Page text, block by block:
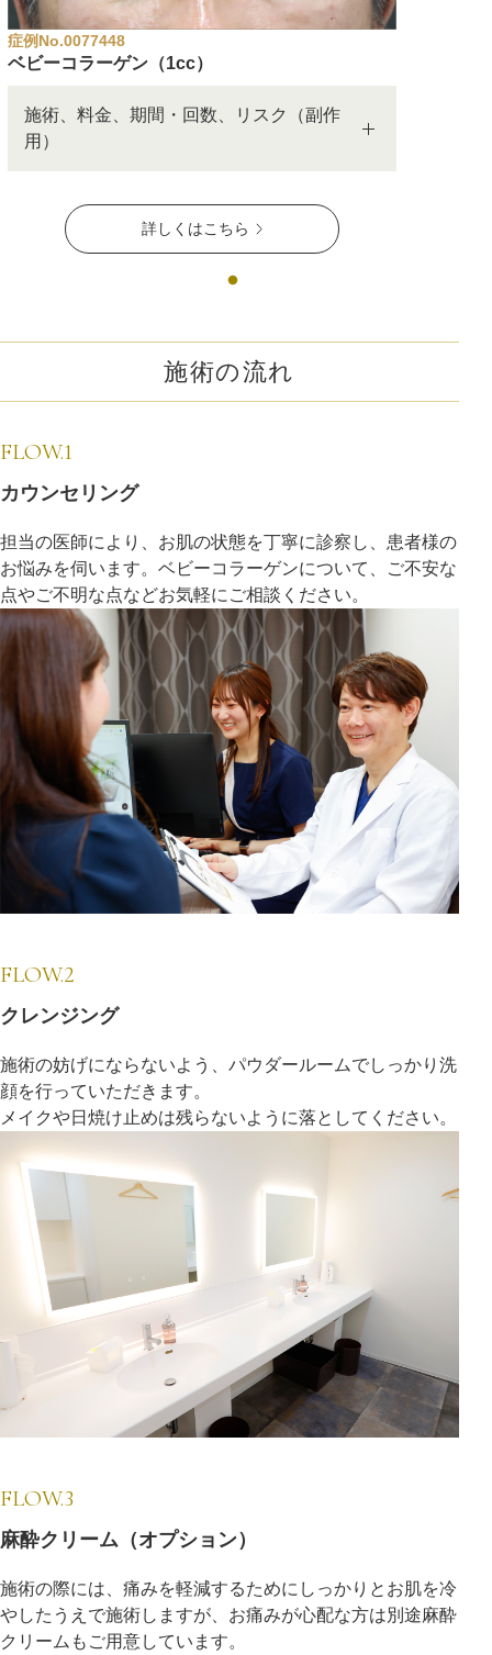
症例No.0077448
ベビーコラーゲン（1cc）
施術、料金、期間・回数、リスク（副作
用）
詳しくはこちら
施術の流れ
FLOW.1
カウンセリング
担当の医師により、お肌の状態を丁寧に診察し、患者様の
お悩みを伺います。ベビーコラーゲンについて、ご不安な
点やご不明な点などお気軽にご相談ください。
FLOW.2
クレンジング
施術の妨げにならないよう、パウダールームでしっかり洗
顔を行っていただきます。
メイクや日焼け止めは残らないように落としてください。
FLOW.3
麻酔クリーム（オプション）
施術の際には、痛みを軽減するためにしっかりとお肌を冷
やしたうえで施術しますが、お痛みが心配な方は別途麻酔
クリームもご用意しています。